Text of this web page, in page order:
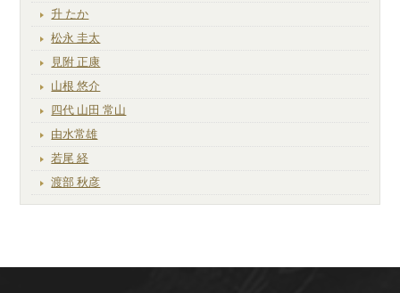
升 たか
松永 圭太
見附 正康
山根 悠介
四代 山田 常山
由水常雄
若尾 経
渡部 秋彦